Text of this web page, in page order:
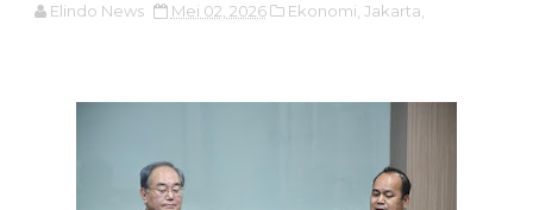
Elindo News Mei 02, 2026 Ekonomi, Jakarta,